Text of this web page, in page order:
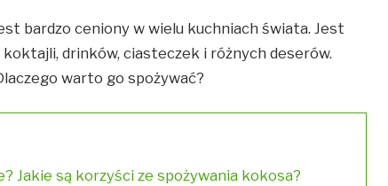
bardzo ceniony w wielu kuchniach świata. Jest
drinków, ciasteczek i różnych deserów.
warto go spożywać?
Jakie są korzyści ze spożywania kokosa?